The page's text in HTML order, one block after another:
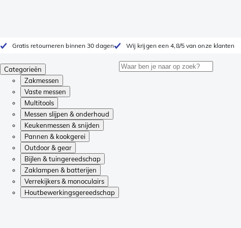
Gratis retourneren binnen 30 dagen Wij krijgen een 4,8/5 van onze klanten
Categorieën
Zakmessen
Vaste messen
Multitools
Messen slijpen & onderhoud
Keukenmessen & snijden
Pannen & kookgerei
Outdoor & gear
Bijlen & tuingereedschap
Zaklampen & batterijen
Verrekijkers & monoculairs
Houtbewerkingsgereedschap